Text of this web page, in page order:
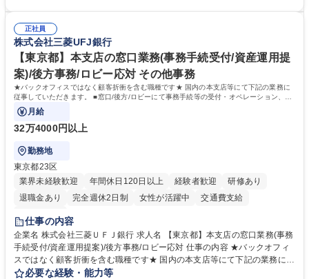
業務をお任せします。残業も基本的には発生せず、ご自身のペースで業務
を進めやすく定着率の高い環境です。 募集職種 東京【経理・総務】週1日
出社程度のリモート中心/残業基本無/独立系ファーム
【働き方について】現在は週4日程度の在宅勤務を実施しており、ワーク
ライフバランスを重視する方に最適な環境です（フルリモートも面接で相
談可）。【求める人物像】幅広いバックオフィス業務に柔軟に対応でき、
社内外と円滑にコミュニケーションを取りながら業務を推進できる方 学
歴・資格 学歴：大学院 大学 高専 短大 専修学校 高校 語学力： 資格：
正社員
株式会社三菱UFJ銀行
【東京都】本支店の窓口業務(事務手続受付/資産運用提
案)/後方事務/ロビー応対 その他事務
★バックオフィスではなく顧客折衝を含む職種です★ 国内の本支店等にて下記の業務に
従事していただきます。 ■窓口/後方/ロビーにて事務手続等の受付・オペレーション、お
客様対応
月給
32万4000円以上
勤務地
東京都23区
業界未経験歓迎
年間休日120日以上 経験者歓迎
研修あり
退職金あり
完全週休2日制 女性が活躍中
交通費支給
土日祝休み
仕事の内容
企業名 株式会社三菱ＵＦＪ銀行 求人名 【東京都】本支店の窓口業務(事務
手続受付/資産運用提案)/後方事務/ロビー応対 仕事の内容 ★バックオフィ
スではなく顧客折衝を含む職種です★ 国内の本支店等にて下記の業務に従
事していただきます。 ■窓口/後方/ロビーにて事務手続等の受付・オペレ
必要な経験・能力等